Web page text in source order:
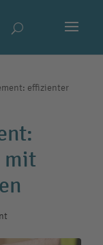
effizienter
mit